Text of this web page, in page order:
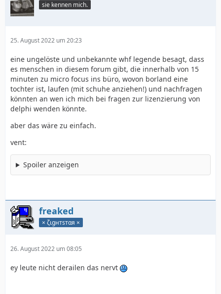
sie kennen mich.
25. August 2022 um 20:23
eine ungelöste und unbekannte whf legende besagt, dass
es menschen in diesem forum gibt, die innerhalb von 15
minuten zu micro focus ins büro, wovon borland eine
tochter ist, laufen (mit schuhe anziehen!) und nachfragen
könnten an wen ich mich bei fragen zur lizenzierung von
delphi wenden könnte.
aber das wäre zu einfach.
vent:
Spoiler anzeigen
freaked
× ζιgнтѕтαя ×
26. August 2022 um 08:05
ey leute nicht derailen das nervt